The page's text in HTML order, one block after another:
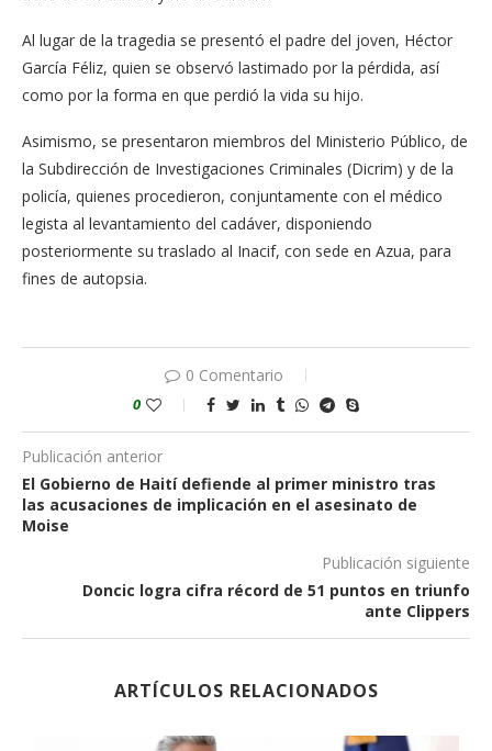
Al lugar de la tragedia se presentó el padre del joven, Héctor
García Féliz, quien se observó lastimado por la pérdida, así
como por la forma en que perdió la vida su hijo.
Asimismo, se presentaron miembros del Ministerio Público, de
la Subdirección de Investigaciones Criminales (Dicrim) y de la
policía, quienes procedieron, conjuntamente con el médico
legista al levantamiento del cadáver, disponiendo
posteriormente su traslado al Inacif, con sede en Azua, para
fines de autopsia.
0 Comentario
0
Publicación anterior
El Gobierno de Haití defiende al primer ministro tras
las acusaciones de implicación en el asesinato de
Moise
Publicación siguiente
Doncic logra cifra récord de 51 puntos en triunfo
ante Clippers
ARTÍCULOS RELACIONADOS